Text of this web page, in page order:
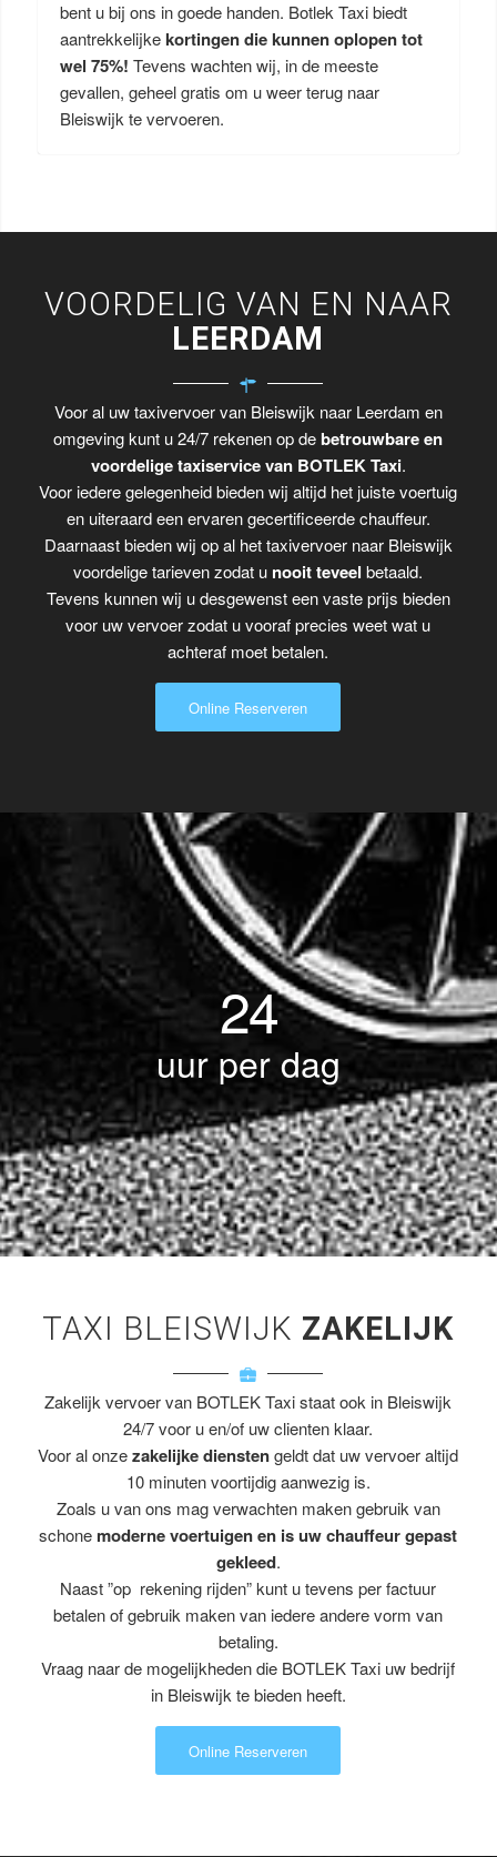
bent u bij ons in goede handen. Botlek Taxi biedt
aantrekkelijkekortingen die kunnen oplopen tot
wel 75%! Tevens wachten wij, in de meeste
gevallen, geheel gratis om u weer terug naar
Bleiswijk te vervoeren.
VOORDELIG VAN EN NAAR
LEERDAM
Voor al uw taxivervoer van Bleiswijk naar Leerdam en
omgeving kunt u 24/7 rekenen op debetrouwbare en
voordelige taxiservice van BOTLEK Taxi.
Voor iedere gelegenheid bieden wij altijd het juiste voertuig
en uiteraard een ervaren gecertificeerde chauffeur.
Daarnaast bieden wij op al het taxivervoer naar Bleiswijk
voordelige tarieven zodat u nooit teveel betaald.
Tevens kunnen wij u desgewenst een vaste prijs bieden
voor uw vervoer zodat u vooraf precies weet wat u
achteraf moet betalen.
Online Reserveren
24
uur per dag
TAXI BLEISWIJK ZAKELIJK
Zakelijk vervoer van BOTLEK Taxi staat ook in Bleiswijk
24/7 voor u en/of uw clienten klaar.
Voor al onzezakelijke dienstengeldt dat uw vervoer altijd
10 minuten voortijdig aanwezig is.
Zoals u van ons mag verwachten maken gebruik van
schone moderne voertuigen en is uw chauffeur gepast
gekleed.
Naast ”op rekening rijden” kunt u tevens per factuur
betalen of gebruik maken van iedere andere vorm van
betaling.
Vraag naar de mogelijkheden die BOTLEK Taxi uw bedrijf
in Bleiswijk te bieden heeft.
Online Reserveren